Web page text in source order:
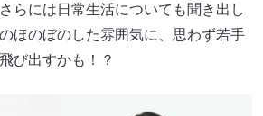
らには日常生活についても聞き出し
ほのぼのした雰囲気に、思わず若手
び出すかも！？